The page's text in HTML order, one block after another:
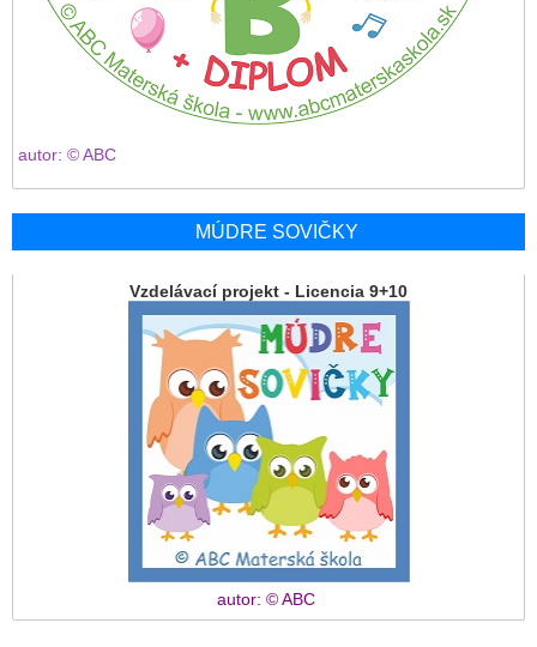
autor: © ABC
MÚDRE SOVIČKY
Vzdelávací projekt - Licencia 9+10
autor: © ABC